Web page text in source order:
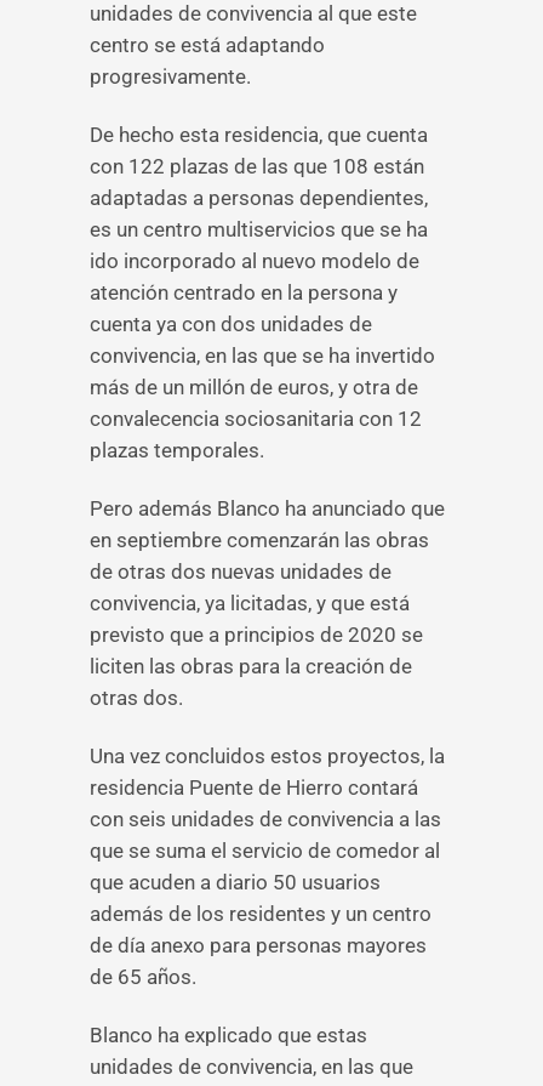
unidades de convivencia al que este
centro se está adaptando
progresivamente.
De hecho esta residencia, que cuenta
con 122 plazas de las que 108 están
adaptadas a personas dependientes,
es un centro multiservicios que se ha
ido incorporado al nuevo modelo de
atención centrado en la persona y
cuenta ya con dos unidades de
convivencia, en las que se ha invertido
más de un millón de euros, y otra de
convalecencia sociosanitaria con 12
plazas temporales.
Pero además Blanco ha anunciado que
en septiembre comenzarán las obras
de otras dos nuevas unidades de
convivencia, ya licitadas, y que está
previsto que a principios de 2020 se
liciten las obras para la creación de
otras dos.
Una vez concluidos estos proyectos, la
residencia Puente de Hierro contará
con seis unidades de convivencia a las
que se suma el servicio de comedor al
que acuden a diario 50 usuarios
además de los residentes y un centro
de día anexo para personas mayores
de 65 años.
Blanco ha explicado que estas
unidades de convivencia, en las que